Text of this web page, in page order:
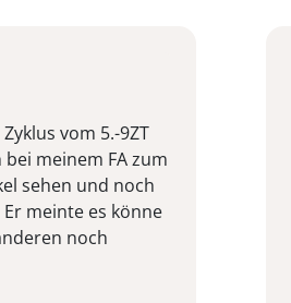
vom 5.-9ZT
meinem FA zum
sehen und noch
meinte es könne
noch